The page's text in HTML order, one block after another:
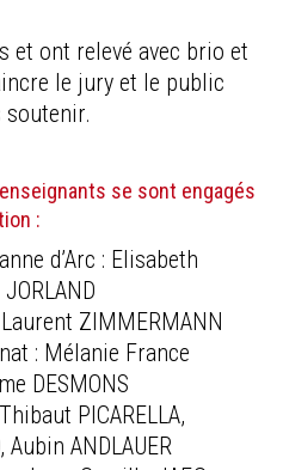
et ont relevé avec brio et
le jury et le public
soutenir.
se sont engagés
:
d’Arc : Elisabeth
ZIMMERMANN
: Mélanie France
DESMONS
PICARELLA,
Aubin ANDLAUER